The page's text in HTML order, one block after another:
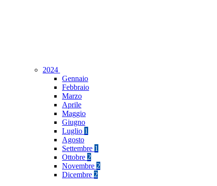
2024
Gennaio
Febbraio
Marzo
Aprile
Maggio
Giugno
Luglio 1
Agosto
Settembre 1
Ottobre 2
Novembre 2
Dicembre 2